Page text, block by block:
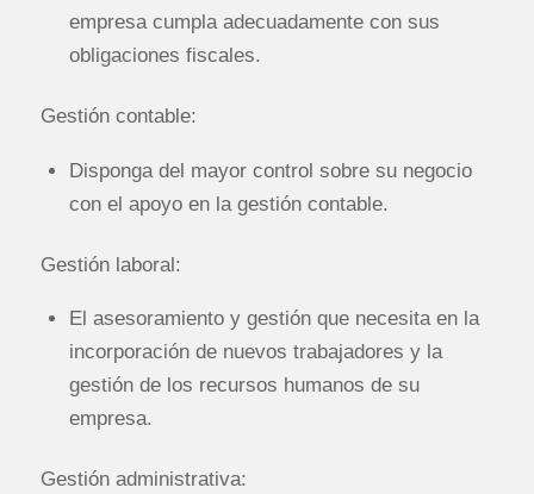
empresa cumpla adecuadamente con sus
obligaciones fiscales.
Gestión contable:
Disponga del mayor control sobre su negocio
con el apoyo en la gestión contable.
Gestión laboral:
El asesoramiento y gestión que necesita en la
incorporación de nuevos trabajadores y la
gestión de los recursos humanos de su
empresa.
Gestión administrativa: